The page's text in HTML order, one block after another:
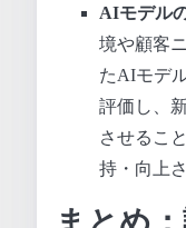
AIモデル
境や顧客
たAIモデ
評価し、
させるこ
持・向上